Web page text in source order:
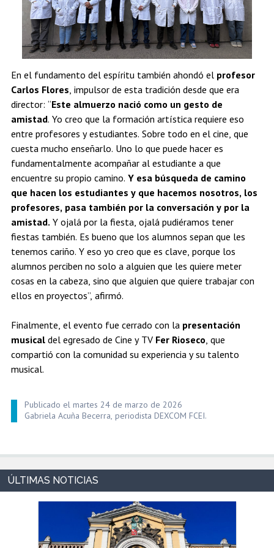
En el fundamento del espíritu también ahondó el profesor
Carlos Flores , impulsor de esta tradición desde que era
director: “Este almuerzo nació como un gesto de
amistad. Yo creo que la formación artística requiere eso
entre profesores y estudiantes. Sobre todo en el cine, que
cuesta mucho enseñarlo. Uno lo que puede hacer es
fundamentalmente acompañar al estudiante a que
encuentre su propio camino. Y esa búsqueda de camino
que hacen los estudiantes y que hacemos nosotros, los
profesores, pasa también por la conversación y por la
amistad. Y ojalá por la fiesta, ojalá pudiéramos tener
fiestas también. Es bueno que los alumnos sepan que les
tenemos cariño. Y eso yo creo que es clave, porque los
alumnos perciben no solo a alguien que les quiere meter
cosas en la cabeza, sino que alguien que quiere trabajar con
ellos en proyectos”, afirmó.
Finalmente, el evento fue cerrado con la presentación
musical del egresado de Cine y TV Fer Rioseco , que
compartió con la comunidad su experiencia y su talento
musical.
Publicado el martes 24 de marzo de 2026
Gabriela Acuña Becerra, periodista DEXCOM FCEI.